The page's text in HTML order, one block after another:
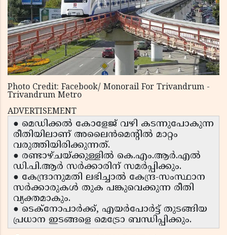
Photo Credit: Facebook/ Monorail For Trivandrum -
Trivandrum Metro
ADVERTISEMENT
● മെഡിക്കൽ കോളേജ് വഴി കടന്നുപോകുന്ന
രീതിയിലാണ് അലൈൻമെന്റിൽ മാറ്റം
വരുത്തിയിരിക്കുന്നത്.
● രണ്ടാഴ്ചയ്ക്കുള്ളിൽ കെ.എം.ആർ.എൽ
ഡി.പി.ആർ സർക്കാരിന് സമർപ്പിക്കും.
● കേന്ദ്രാനുമതി ലഭിച്ചാൽ കേന്ദ്ര-സംസ്ഥാന
സർക്കാരുകൾ തുക പങ്കുവെക്കുന്ന രീതി
വ്യക്തമാകും.
● ടെക്നോപാർക്ക്, എയർപോർട്ട് തുടങ്ങിയ
പ്രധാന ഇടങ്ങളെ മെട്രോ ബന്ധിപ്പിക്കും.